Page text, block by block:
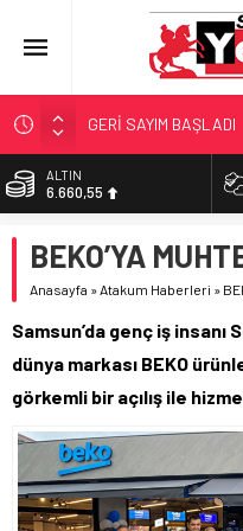
GERİ SAYIM BAŞLADI
SAMSUNSPOR’DA
‘BAFRA’YA YATIRIM
YÖNETİCİ
ALTIN
6.660,55
13.779,39
DOLAR
55,1881
BEKO’YA
Anasayfa »Atakum Haberleri »
Samsun’da genç iş insanı
dünya markası BEKO
görkemli bir açılış ile